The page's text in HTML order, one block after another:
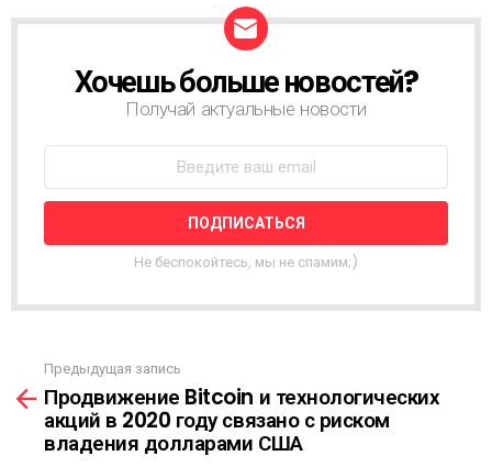
О
Т
Н
Я
А
С
Ы
Л
К
А
Хочешь больше новостей?
Получай актуальные новости
Не беспокойтесь, мы не спамим;)
м
Предыдущая запись
Продвижение Bitcoin и технологических
акций в 2020 году связано с риском
владения долларами США